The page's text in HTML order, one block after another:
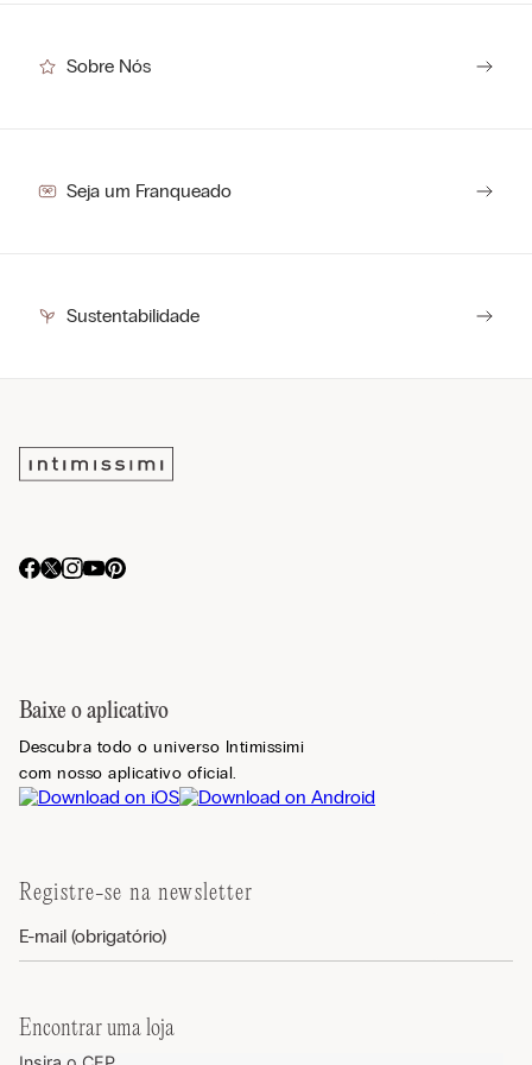
Sobre Nós
Seja um Franqueado
Sustentabilidade
Baixe o aplicativo
Descubra todo o universo Intimissimi
com nosso aplicativo oficial.
Registre-se na newsletter
Encontrar uma loja